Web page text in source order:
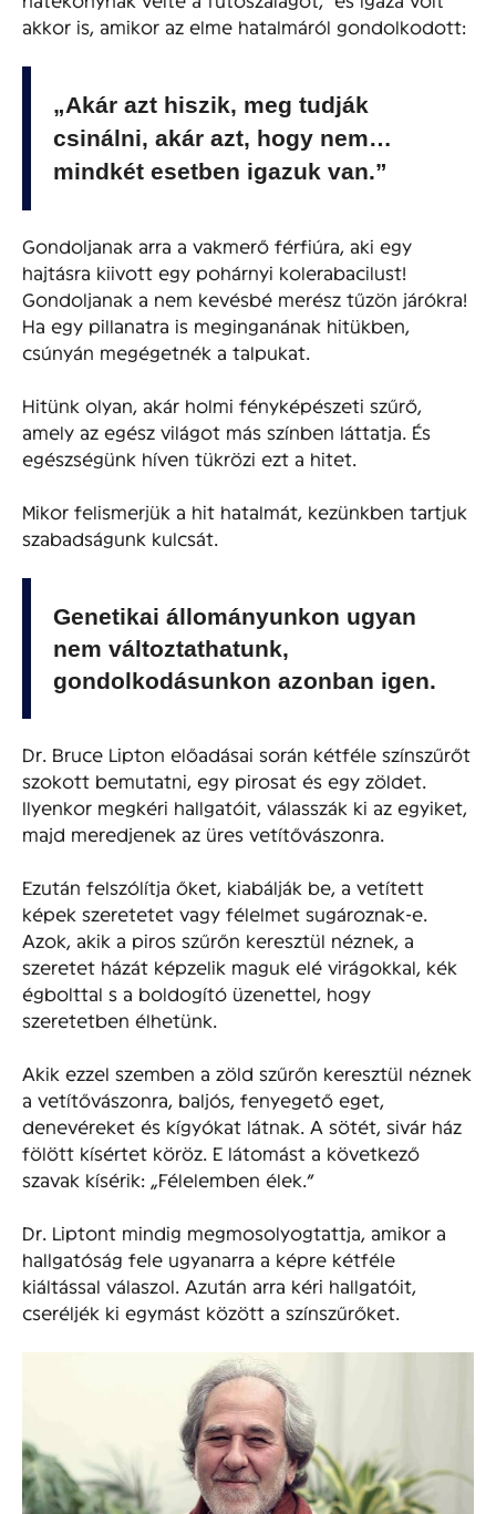
akkor is, amikor az elme hatalmáról gondolkodott:
„Akár azt hiszik, meg tudják
csinálni, akár azt, hogy nem…
mindkét esetben igazuk van.”
Gondoljanak arra a vakmerő férfiúra, aki egy
hajtásra kiivott egy pohárnyi kolerabacilust!
Gondoljanak a nem kevésbé merész tűzön járókra!
Ha egy pillanatra is meginganának hitükben,
csúnyán megégetnék a talpukat.
Hitünk olyan, akár holmi fényképészeti szűrő,
amely az egész világot más színben láttatja. És
egészségünk híven tükrözi ezt a hitet.
Mikor felismerjük a hit hatalmát, kezünkben tartjuk
szabadságunk kulcsát.
Genetikai állományunkon ugyan
nem változtathatunk,
gondolkodásunkon azonban igen.
Dr. Bruce Lipton előadásai során kétféle színszűrőt
szokott bemutatni, egy pirosat és egy zöldet.
Ilyenkor megkéri hallgatóit, válasszák ki az egyiket,
majd meredjenek az üres vetítővászonra.
Ezután felszólítja őket, kiabálják be, a vetített
képek szeretetet vagy félelmet sugároznak-e.
Azok, akik a piros szűrőn keresztül néznek, a
szeretet házát képzelik maguk elé virágokkal, kék
égbolttal s a boldogító üzenettel, hogy
szeretetben élhetünk.
Akik ezzel szemben a zöld szűrőn keresztül néznek
a vetítővászonra, baljós, fenyegető eget,
denevéreket és kígyókat látnak. A sötét, sivár ház
fölött kísértet köröz. E látomást a következő
szavak kísérik: „Félelemben élek.”
Dr. Liptont mindig megmosolyogtattja, amikor a
hallgatóság fele ugyanarra a képre kétféle
kiáltással válaszol. Azután arra kéri hallgatóit,
cseréljék ki egymást között a színszűrőket.